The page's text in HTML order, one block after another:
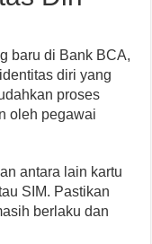
baru di Bank BCA,
diri yang
proses
oleh pegawai
antara lain kartu
SIM. Pastikan
berlaku dan